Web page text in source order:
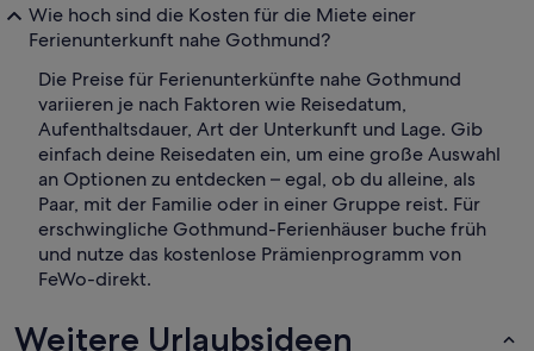
Wie hoch sind die Kosten für die Miete einer
Ferienunterkunft nahe Gothmund?
Die Preise für Ferienunterkünfte nahe Gothmund
variieren je nach Faktoren wie Reisedatum,
Aufenthaltsdauer, Art der Unterkunft und Lage. Gib
einfach deine Reisedaten ein, um eine große Auswahl
an Optionen zu entdecken – egal, ob du alleine, als
Paar, mit der Familie oder in einer Gruppe reist. Für
erschwingliche Gothmund-Ferienhäuser buche früh
und nutze das kostenlose Prämienprogramm von
FeWo-direkt.
Weitere Urlaubsideen